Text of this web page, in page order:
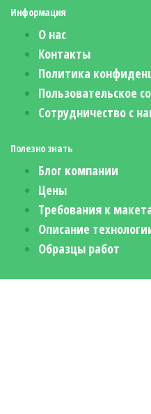
Информация
О нас
Контакты
Политика
Пользовательское
Сотрудничество с
Полезно знать
Блог компании
Цены
Требования к
Описание
Образцы работ